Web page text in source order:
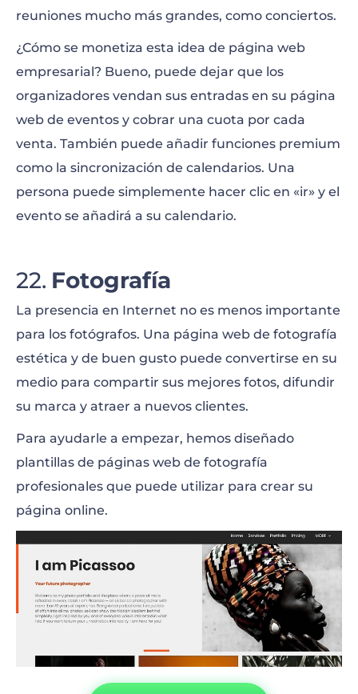
reuniones mucho más grandes, como conciertos.
¿Cómo se monetiza esta idea de página web
empresarial? Bueno, puede dejar que los
organizadores vendan sus entradas en su página
web de eventos y cobrar una cuota por cada
venta. También puede añadir funciones premium
como la sincronización de calendarios. Una
persona puede simplemente hacer clic en «ir» y el
evento se añadirá a su calendario.
Fotografía
La presencia en Internet no es menos importante
para los fotógrafos. Una página web de fotografía
estética y de buen gusto puede convertirse en su
medio para compartir sus mejores fotos, difundir
su marca y atraer a nuevos clientes.
Para ayudarle a empezar, hemos diseñado
plantillas de páginas web de fotografía
profesionales que puede utilizar para crear su
página online.